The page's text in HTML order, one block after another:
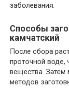
заболевания.
Способы
камчатский
После сбора
проточной воде,
вещества.
методов